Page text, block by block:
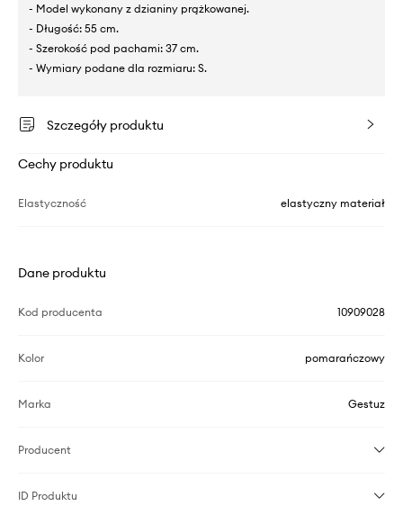
- Model wykonany z dzianiny prążkowanej.
- Długość: 55 cm.
- Szerokość pod pachami: 37 cm.
- Wymiary podane dla rozmiaru: S.
Szczegóły produktu
Cechy produktu
Elastyczność elastyczny materiał
Dane produktu
Kod producenta 10909028
Kolor pomarańczowy
Marka Gestuz
Producent
ID Produktu